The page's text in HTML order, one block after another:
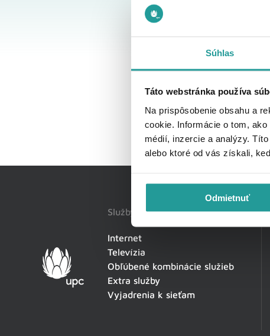
Súhlas
Táto webstránka používa
Na prispôsobenie obsahu a
cookie. Informácie o tom,
médií, inzercie a analýzy.
alebo ktoré od vás získali,
Odmietnuť
Služby
Internet
Televízia
Obľúbené kombinácie služieb
Extra služby
Vyjadrenia k sieťam